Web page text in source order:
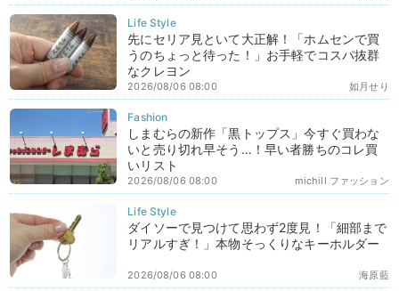
先にセリア見といて大正解！「ホムセンで買
うのちょっと待った！」お手軽でコスパ抜群
なクレヨン
如月せり
2026/08/06 08:00
しまむらの新作「黒トップス」今すぐ買わな
いと売り切れ早そう…！早い者勝ちのコレ買
いリスト
michill ファッション
2026/08/06 08:00
ダイソーで見つけて思わず2度見！「細部まで
リアルすぎ！」本物そっくりなキーホルダー
海原藍
2026/08/06 08:00